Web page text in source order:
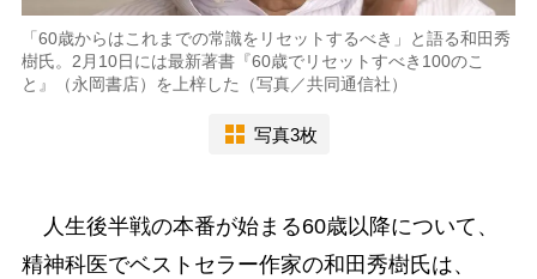
「60歳からはこれまでの常識をリセットするべき」と語る和田秀
樹氏。2月10日には最新著書『60歳でリセットすべき100のこ
と』（永岡書店）を上梓した（写真／共同通信社）
写真3枚
人生後半戦の本番が始まる60歳以降について、
精神科医でベストセラー作家の和田秀樹氏は、